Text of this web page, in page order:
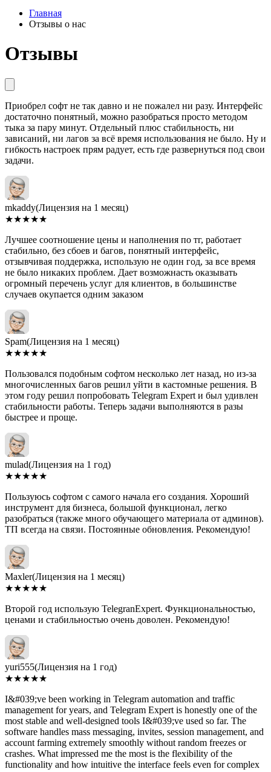
Главная
Отзывы о нас
Отзывы
Приобрел софт не так давно и не пожалел ни разу. Интерфейс
достаточно понятный, можно разобраться просто методом
тыка за пару минут. Отдельный плюс стабильность, ни
зависаний, ни лагов за всё время использования не было. Ну и
гибкость настроек прям радует, есть где развернуться под свои
задачи.
mkaddy(Лицензия на 1 месяц)
★★★★★
Лучшее соотношение цены и наполнения по тг, работает
стабильно, без сбоев и багов, понятный интерфейс,
отзывчивая поддержка, использую не один год, за все время
не было никаких проблем. Дает возможнасть оказывать
огромный перечень услуг для клиентов, в большинстве
случаев окупается одним заказом
Spam(Лицензия на 1 месяц)
★★★★★
Пользовался подобным софтом несколько лет назад, но из-за
многочисленных багов решил уйти в кастомные решения. В
этом году решил попробовать Telegram Expert и был удивлен
стабильности работы. Теперь задачи выполняются в разы
быстрее и проще.
mulad(Лицензия на 1 год)
★★★★★
Пользуюсь софтом с самого начала его создания. Хороший
инструмент для бизнеса, большой функционал, легко
разобраться (также много обучающего материала от админов).
ТП всегда на связи. Постоянные обновления. Рекомендую!
Maxler(Лицензия на 1 месяц)
★★★★★
Второй год использую TelegranExpert. Функциональностью,
ценами и стабильностью очень доволен. Рекомендую!
yuri555(Лицензия на 1 год)
★★★★★
I&#039;ve been working in Telegram automation and traffic
management for years, and Telegram Expert is honestly one of the
most stable and well-designed tools I&#039;ve used so far. The
software handles mass messaging, invites, session management, and
account farming extremely smoothly without random freezes or
crashes. What impressed me the most is the flexibility of the
functionality and how intuitive the interface feels even for complex